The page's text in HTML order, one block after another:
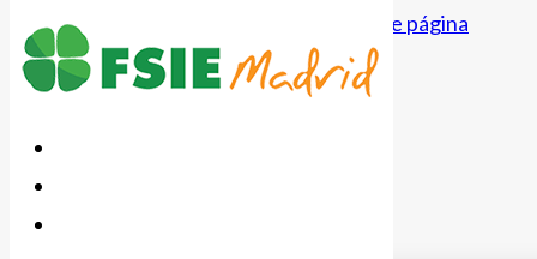
Saltar al contenido principal Saltar al pie de página